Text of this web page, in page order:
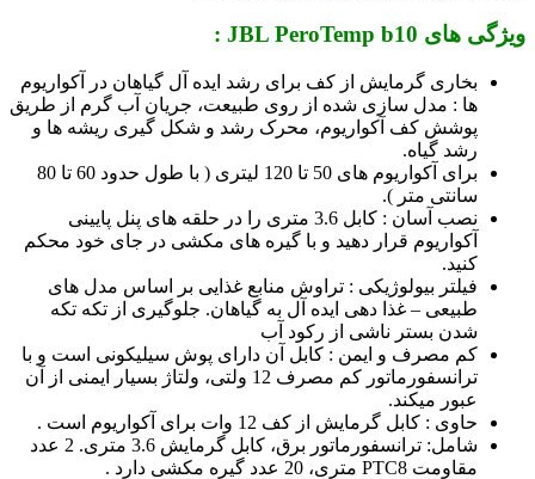
ویژگی های JBL PeroTemp b10 :
بخاری گرمایش از کف برای رشد ایده آل گیاهان در آکواریوم
ها : مدل سازی شده از روی طبیعت، جریان آب گرم از طریق
پوشش کف آکواریوم، محرک رشد و شکل گیری ریشه ها و
رشد گیاه.
برای آکواریوم های 50 تا 120 لیتری ( با طول حدود 60 تا 80
سانتی متر ).
نصب آسان : کابل 3.6 متری را در حلقه های پنل پایینی
آکواریوم قرار دهید و با گیره های مکشی در جای خود محکم
کنید.
فیلتر بیولوژیکی : تراوش منابع غذایی بر اساس مدل های
طبیعی – غذا دهی ایده آل به گیاهان. جلوگیری از تکه تکه
شدن بستر ناشی از رکود آب
کم مصرف و ایمن : کابل آن دارای پوش سیلیکونی است و با
ترانسفورماتور کم مصرف 12 ولتی، ولتاژ بسیار ایمنی از آن
عبور میکند.
حاوی : کابل گرمایش از کف 12 وات برای آکواریوم است .
شامل: ترانسفورماتور برق، کابل گرمایش 3.6 متری. 2 عدد
مقاومت PTC8 متری، 20 عدد گیره مکشی دارد .